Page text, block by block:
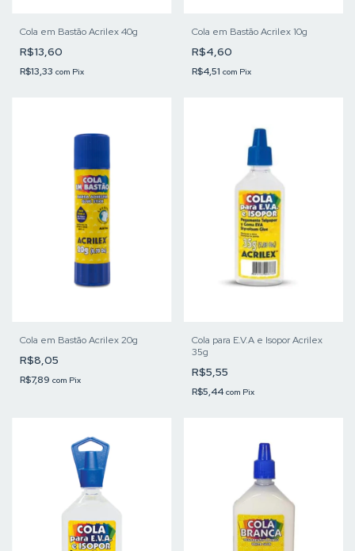
Cola em Bastão Acrilex 40g
R$13,60
R$13,33 com Pix
Cola em Bastão Acrilex 10g
R$4,60
R$4,51 com Pix
Cola em Bastão Acrilex 20g
R$8,05
R$7,89 com Pix
Cola para E.V.A e Isopor Acrilex
35g
R$5,55
R$5,44 com Pix